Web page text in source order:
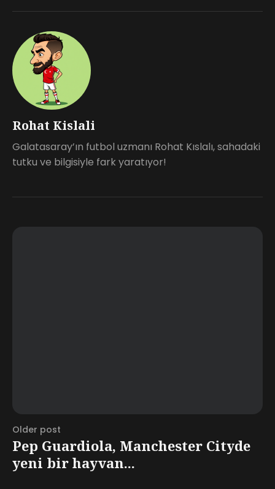
Rohat Kislali
Galatasaray’ın futbol uzmanı Rohat Kıslalı, sahadaki
tutku ve bilgisiyle fark yaratıyor!
Older post
Pep Guardiola, Manchester Cityde
yeni bir hayvan...